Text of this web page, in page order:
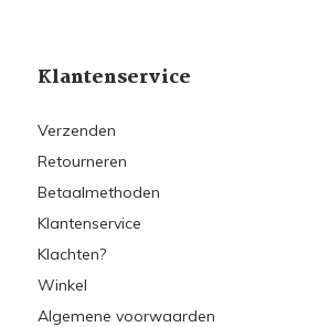
Klantenservice
Verzenden
Retourneren
Betaalmethoden
Klantenservice
Klachten?
Winkel
Algemene voorwaarden